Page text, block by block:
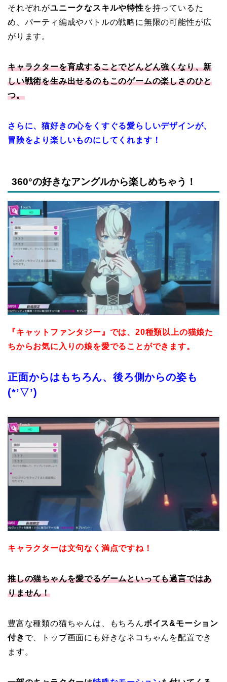
それぞれがユニークなスキルや特性を持っているた
め、パーティ編成やバトルの戦略に無限の可能性が広
がります。
キャラクターを育成することでどんどん強くなり、新
しい戦術を生み出せるのもこのゲームの楽しさのひと
つ。
さらに、猫好きの心をくすぐる愛らしいデザインが、
冒険をより楽しいものにしてくれます！
360°の好きなアングルから楽しめちゃう！
『キャットファンタジー』では、20種類以上の猫娘た
ちからお気に入りの娘を愛でることができます。
正面からはもちろん、後ろ側からの姿も
(*’▽’)
キャラクターは文句なく満点ですね！
推しの猫ちゃんを愛でるゲームといっても過言ではあ
りません！
豊富な種類の猫ちゃんは、もちろんボイス&モーション
付き で、トップ画面にも好きなネコちゃんを配置でき
ます。